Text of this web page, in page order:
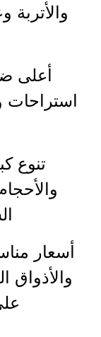
والأتربة
أعلى
تنوع
أسعار
والأذواق